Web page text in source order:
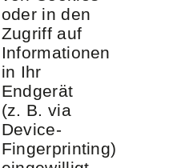
oder in den
Zugriff auf
Informationen
in Ihr
Endgerät
(z. B. via
Device-
Fingerprinting)